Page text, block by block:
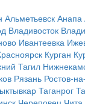
Альметьевск Анапа
Владивосток
Ивантеевка
Курган
Тагил
Рязань Ростов-
Таганрог